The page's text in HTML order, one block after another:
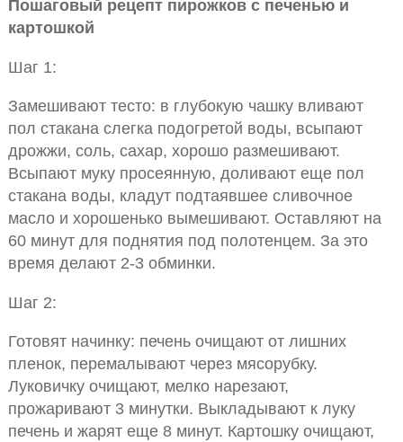
Пошаговый рецепт пирожков с печенью и
картошкой
Шаг 1:
Замешивают тесто: в глубокую чашку вливают
пол стакана слегка подогретой воды, всыпают
дрожжи, соль, сахар, хорошо размешивают.
Всыпают муку просеянную, доливают еще пол
стакана воды, кладут подтаявшее сливочное
масло и хорошенько вымешивают. Оставляют на
60 минут для поднятия под полотенцем. За это
время делают 2-3 обминки.
Шаг 2:
Готовят начинку: печень очищают от лишних
пленок, перемалывают через мясорубку.
Луковичку очищают, мелко нарезают,
прожаривают 3 минутки. Выкладывают к луку
печень и жарят еще 8 минут. Картошку очищают,